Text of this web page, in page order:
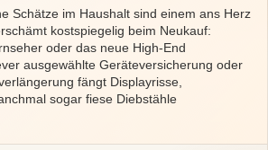
Schätze im Haushalt sind einem ans Herz
kostspiegelig beim Neukauf:
oder das neue High-End
ausgewählte Geräteversicherung oder
fängt Displayrisse,
sogar fiese Diebstähle